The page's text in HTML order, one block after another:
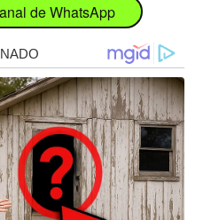
de WhatsApp